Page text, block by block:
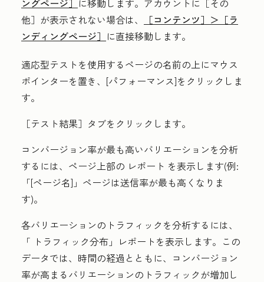
ングページ］ に移動します。アカウントに ［その
他］が表示されない場合は、
［コンテンツ］＞ ［ラ
ンディングページ］ に直接移動します。
適応型テストを使用するページの名前の上にマウス
ポインターを置き、[パフォーマンス]をクリックしま
す。
［テスト結果］タブをクリックします。
コンバージョン率が最も高いバリエーションを分析
するには、ページ上部の レポート を表示します(例:
「[ページ名]」ページは送信率が最も高くなりま
す)。
各バリエーションのトラフィックを分析するには、
「 トラフィック分布」レポートを表示します。この
データでは、時間の経過とともに、コンバージョン
率が高まるバリエーションのトラフィックが増加し